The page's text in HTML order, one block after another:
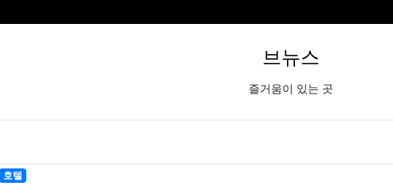
브뉴스
즐거움이 있는 곳
호텔